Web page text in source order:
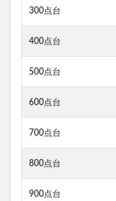
300点台
400点台
500点台
600点台
700点台
800点台
900点台